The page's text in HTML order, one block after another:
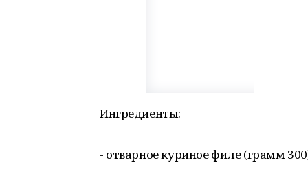
Ингредиенты:
- отварное куриное филе (грамм